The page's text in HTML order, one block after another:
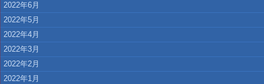
2022年6月
2022年5月
2022年4月
2022年3月
2022年2月
2022年1月